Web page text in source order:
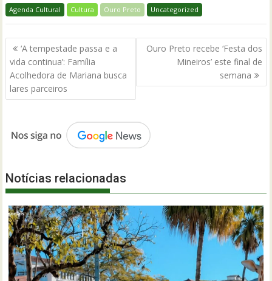
Agenda Cultural Cultura Ouro Preto Uncategorized
Navegação
de
Post
‘A tempestade passa e a
vida continua’: Família
Acolhedora de Mariana busca
lares parceiros
Ouro Preto recebe ‘Festa dos
Mineiros’ este final de
semana
Notícias relacionadas